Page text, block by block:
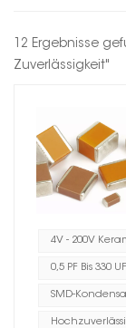
12 Ergebnisse
Zuverlässigkeit"
4V - 200V
0,5 PF Bis 330
SMD-